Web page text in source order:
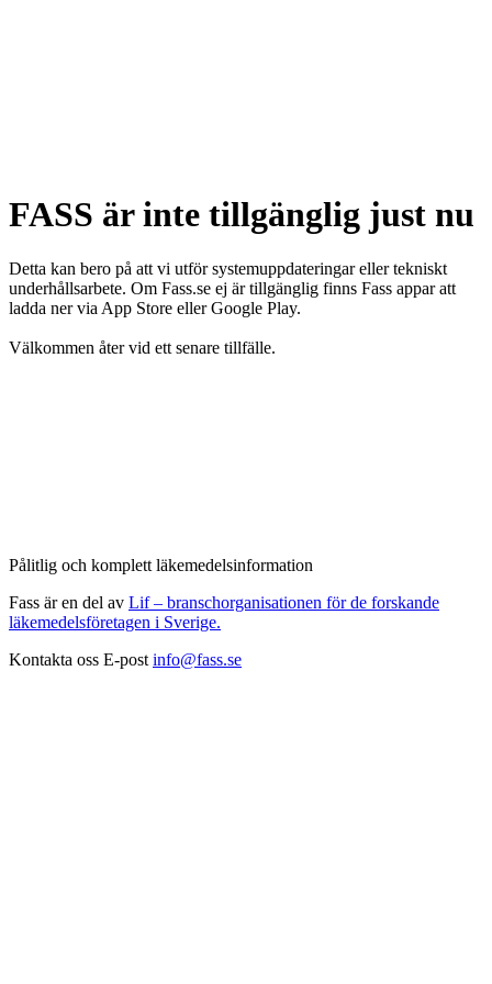
FASS är inte tillgänglig just nu
Detta kan bero på att vi utför systemuppdateringar eller tekniskt
underhållsarbete. Om Fass.se ej är tillgänglig finns Fass appar att
ladda ner via App Store eller Google Play.
Välkommen åter vid ett senare tillfälle.
Pålitlig och komplett läkemedelsinformation
Fass är en del av Lif – branschorganisationen för de forskande
läkemedelsföretagen i Sverige.
Kontakta oss E-post info@fass.se